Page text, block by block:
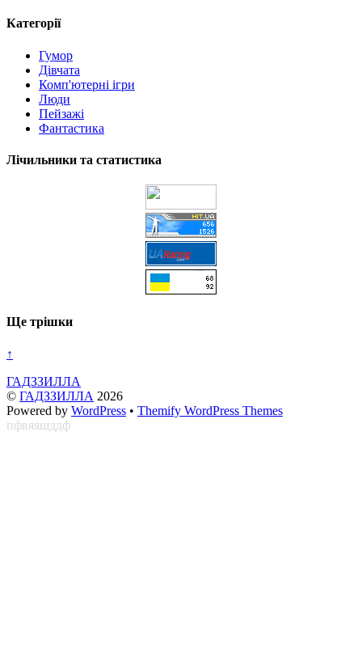
Категорії
Гумор
Дівчата
Комп'ютерні ігри
Люди
Пейзажі
Фантастика
Лічильники та статистика
Ще трішки
↑
ГАДЗЗИЛЛА
© ГАДЗЗИЛЛА 2026
Powered by WordPress • Themify WordPress Themes
пфвяяшддф